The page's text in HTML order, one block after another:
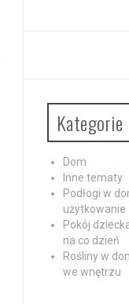
Kategorie
Dom
Inne tematy
Podłogi w
użytkowanie
Pokój
na co dzień
Rośliny w
we wnętrzu